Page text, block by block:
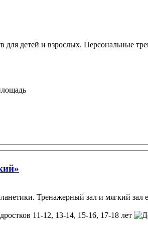
для детей и взрослых. Персональные
Тренажерный зал и мягкий
11-12, 13-14, 15-16, 17-18 лет